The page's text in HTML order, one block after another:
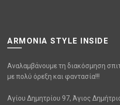
ARMONIA STYLE INSIDE
Αναλαμβάνουμε τη διακόσμηση
με πολύ όρεξη και φαντασία!!!
Αγίου Δημητρίου 97, Άγιος